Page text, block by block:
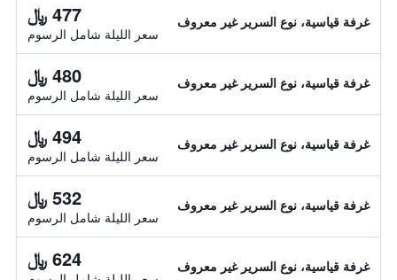
غرفة قياسية، نوع السرير غير معروف 477 ﷼
سعر الليلة شامل الرسوم
غرفة قياسية، نوع السرير غير معروف 480 ﷼
سعر الليلة شامل الرسوم
غرفة قياسية، نوع السرير غير معروف 494 ﷼
سعر الليلة شامل الرسوم
غرفة قياسية، نوع السرير غير معروف 532 ﷼
سعر الليلة شامل الرسوم
غرفة قياسية، نوع السرير غير معروف 624 ﷼